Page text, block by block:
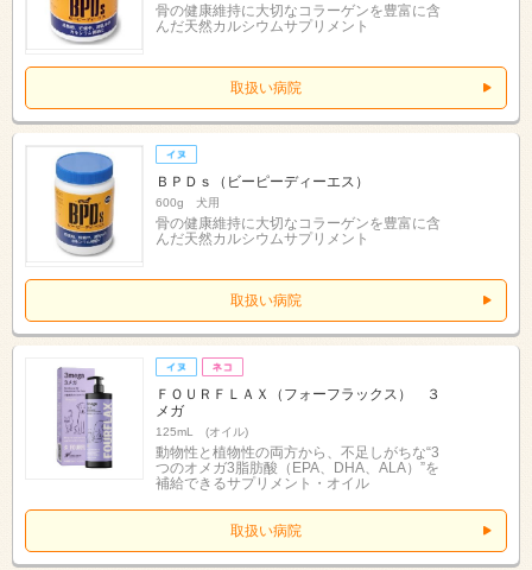
骨の健康維持に大切なコラーゲンを豊富に含
んだ天然カルシウムサプリメント
取扱い病院
ＢＰＤｓ（ビーピーディーエス）
600g 犬用
骨の健康維持に大切なコラーゲンを豊富に含
んだ天然カルシウムサプリメント
取扱い病院
ＦＯＵＲＦＬＡＸ（フォーフラックス） ３
メガ
125mL (オイル)
動物性と植物性の両方から、不足しがちな“3
つのオメガ3脂肪酸（EPA、DHA、ALA）”を
補給できるサプリメント・オイル
取扱い病院